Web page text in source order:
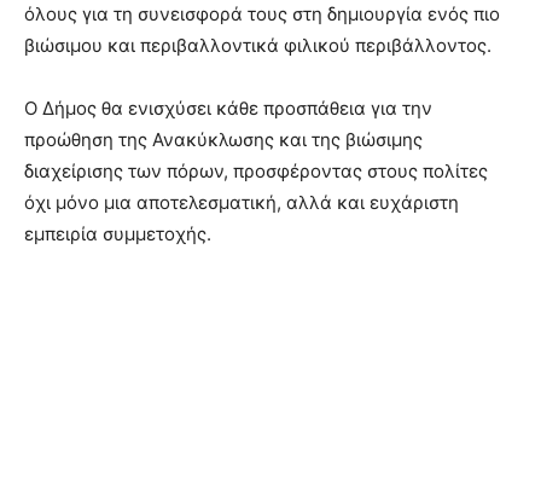
όλους για τη συνεισφορά τους στη δημιουργία ενός πιο
βιώσιμου και περιβαλλοντικά φιλικού περιβάλλοντος.
Ο Δήμος θα ενισχύσει κάθε προσπάθεια για την
προώθηση της Ανακύκλωσης και της βιώσιμης
διαχείρισης των πόρων, προσφέροντας στους πολίτες
όχι μόνο μια αποτελεσματική, αλλά και ευχάριστη
εμπειρία συμμετοχής.